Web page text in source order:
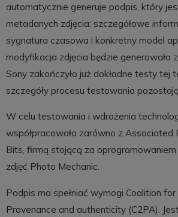
automatycznie generuje podpis, który
metadanych zdjęcia: szczegółowe
sygnatura czasowa i konkretny model
modyfikacja zdjęcia będzie generowała
Sony zakończyło już dokładne testy tej
szczegóły procesu testowania
W celu testowania i wdrożenia
współpracowało zarówno z Associated
Bits, firmą stojącą za
zdjęć Photo Mechanic.
Podpis ma spełniać wymogi Coalition
Provenance and authenticity (C2PA).